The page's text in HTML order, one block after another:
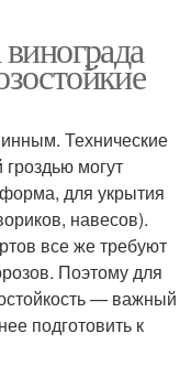
Технические
могут
для укрытия
навесов).
все же требуют
Поэтому для
— важный
подготовить к